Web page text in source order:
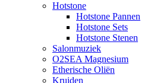
Hotstone
Hotstone Pannen
Hotstone Sets
Hotstone Stenen
Salonmuziek
O2SEA Magnesium
Etherische Oliën
Kruiden